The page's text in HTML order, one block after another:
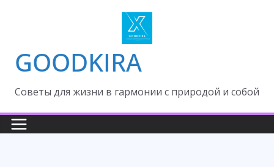
GOODKIRA
Cоветы для жизни в гармонии с природой и собой